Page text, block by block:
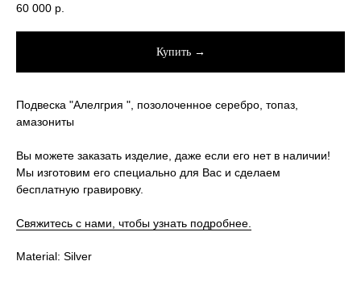
60 000 р.
Купить →
Подвеска "Алелгрия ", позолоченное серебро, топаз,
амазониты
Вы можете заказать изделие, даже если его нет в наличии!
Мы изготовим его специально для Вас и сделаем
бесплатную гравировку.
Свяжитесь с нами, чтобы узнать подробнее.
Material: Silver